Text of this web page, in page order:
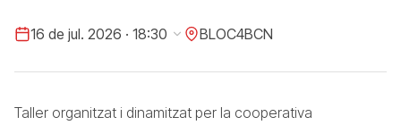
16 de jul. 2026 · 18:30 BLOC4BCN
Taller organitzat i dinamitzat per la cooperativa